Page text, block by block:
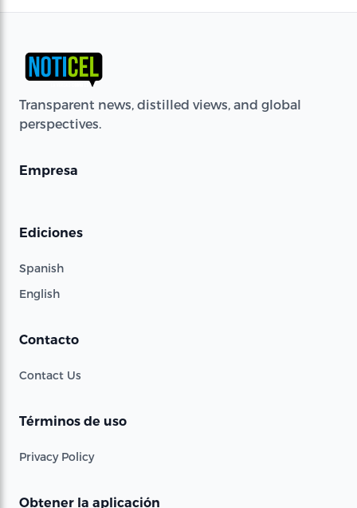
Transparent news, distilled views, and global
perspectives.
Empresa
Ediciones
Spanish
English
Contacto
Contact Us
Términos de uso
Privacy Policy
Obtener la aplicación